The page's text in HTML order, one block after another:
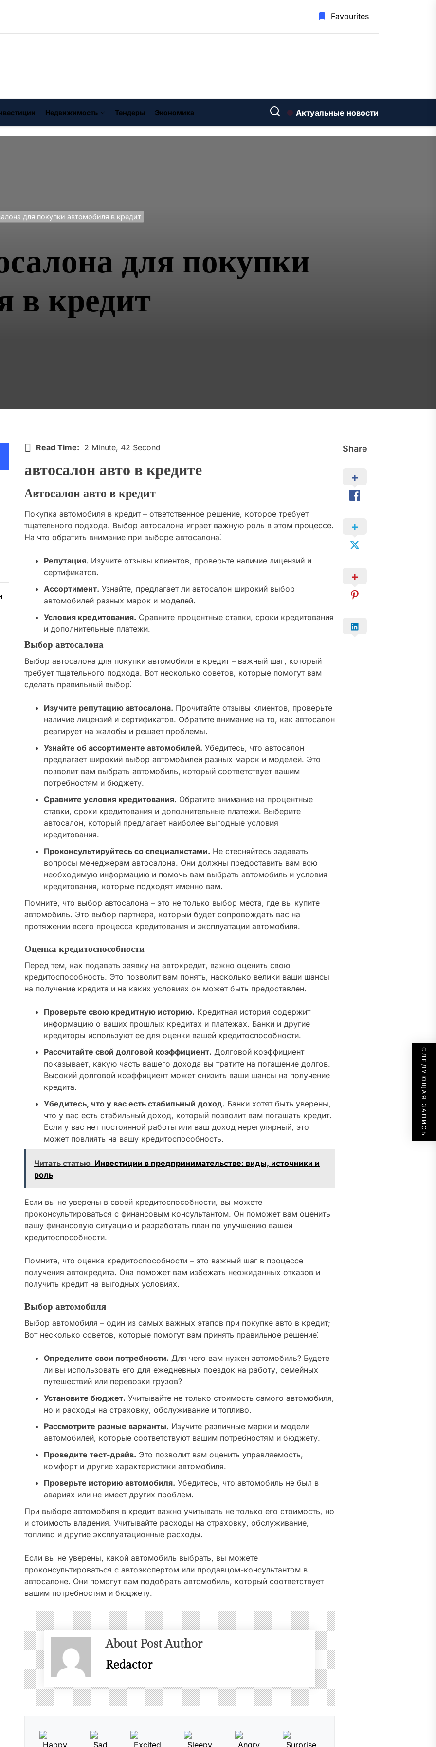
Favourites
Недвижимость Тендеры Экономика Актуальные новости
для покупки автомобиля в кредит
для покупки
в кредит
Share
Read Time: 2 Minute, 42 Second
автосалон авто в кредите
Автосалон авто в кредит
Покупка автомобиля в кредит – ответственное решение, которое требует
тщательного подхода. Выбор автосалона играет важную роль в этом процессе.
На что обратить внимание при выборе автосалона⁚
Репутация. Изучите отзывы клиентов, проверьте наличие лицензий и
сертификатов.
Ассортимент. Узнайте, предлагает ли автосалон широкий выбор
автомобилей разных марок и моделей.
Условия кредитования. Сравните процентные ставки, сроки кредитования
и дополнительные платежи.
Выбор автосалона
Выбор автосалона для покупки автомобиля в кредит – важный шаг, который
требует тщательного подхода. Вот несколько советов, которые помогут вам
сделать правильный выбор⁚
Изучите репутацию автосалона. Прочитайте отзывы клиентов, проверьте
наличие лицензий и сертификатов. Обратите внимание на то, как автосалон
реагирует на жалобы и решает проблемы.
Узнайте об ассортименте автомобилей. Убедитесь, что автосалон
предлагает широкий выбор автомобилей разных марок и моделей. Это
позволит вам выбрать автомобиль, который соответствует вашим
потребностям и бюджету.
Сравните условия кредитования. Обратите внимание на процентные
ставки, сроки кредитования и дополнительные платежи. Выберите
автосалон, который предлагает наиболее выгодные условия
кредитования.
Проконсультируйтесь со специалистами. Не стесняйтесь задавать
вопросы менеджерам автосалона. Они должны предоставить вам всю
необходимую информацию и помочь вам выбрать автомобиль и условия
кредитования, которые подходят именно вам.
Помните, что выбор автосалона – это не только выбор места, где вы купите
автомобиль. Это выбор партнера, который будет сопровождать вас на
протяжении всего процесса кредитования и эксплуатации автомобиля.
Оценка кредитоспособности
Перед тем, как подавать заявку на автокредит, важно оценить свою
кредитоспособность. Это позволит вам понять, насколько велики ваши шансы
на получение кредита и на каких условиях он может быть предоставлен.
Проверьте свою кредитную историю. Кредитная история содержит
информацию о ваших прошлых кредитах и платежах. Банки и другие
кредиторы используют ее для оценки вашей кредитоспособности.
Рассчитайте свой долговой коэффициент. Долговой коэффициент
показывает, какую часть вашего дохода вы тратите на погашение долгов.
Высокий долговой коэффициент может снизить ваши шансы на получение
кредита.
Убедитесь, что у вас есть стабильный доход. Банки хотят быть уверены,
что у вас есть стабильный доход, который позволит вам погашать кредит.
Если у вас нет постоянной работы или ваш доход нерегулярный, это
может повлиять на вашу кредитоспособность.
Читать статью Инвестиции в предпринимательстве: виды, источники и
роль
Если вы не уверены в своей кредитоспособности, вы можете
проконсультироваться с финансовым консультантом. Он поможет вам оценить
вашу финансовую ситуацию и разработать план по улучшению вашей
кредитоспособности.
Помните, что оценка кредитоспособности – это важный шаг в процессе
получения автокредита. Она поможет вам избежать неожиданных отказов и
получить кредит на выгодных условиях.
Выбор автомобиля
Выбор автомобиля – один из самых важных этапов при покупке авто в кредит;
Вот несколько советов, которые помогут вам принять правильное решение⁚
Определите свои потребности. Для чего вам нужен автомобиль? Будете
ли вы использовать его для ежедневных поездок на работу, семейных
путешествий или перевозки грузов?
Установите бюджет. Учитывайте не только стоимость самого автомобиля,
но и расходы на страховку, обслуживание и топливо.
Рассмотрите разные варианты. Изучите различные марки и модели
автомобилей, которые соответствуют вашим потребностям и бюджету.
Проведите тест-драйв. Это позволит вам оценить управляемость,
комфорт и другие характеристики автомобиля.
Проверьте историю автомобиля. Убедитесь, что автомобиль не был в
авариях или не имеет других проблем.
При выборе автомобиля в кредит важно учитывать не только его стоимость, но
и стоимость владения. Учитывайте расходы на страховку, обслуживание,
топливо и другие эксплуатационные расходы.
Если вы не уверены, какой автомобиль выбрать, вы можете
проконсультироваться с автоэкспертом или продавцом-консультантом в
автосалоне. Они помогут вам подобрать автомобиль, который соответствует
вашим потребностям и бюджету.
About Post Author
Redactor
СЛЕДУЮЩАЯ ЗАПИСЬ